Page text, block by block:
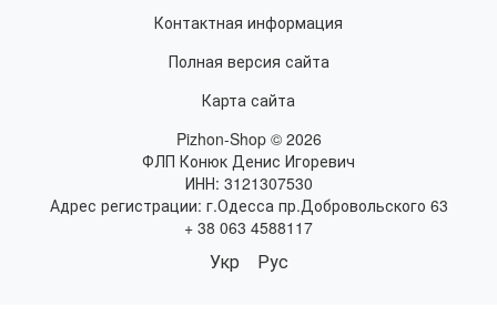
Контактная информация
Полная версия сайта
Карта сайта
Pizhon-Shop © 2026
ФЛП Конюк Денис Игоревич
ИНН: 3121307530
Адрес регистрации: г.Одесса пр.Добровольского 63
+ 38 063 4588117
Укр Рус